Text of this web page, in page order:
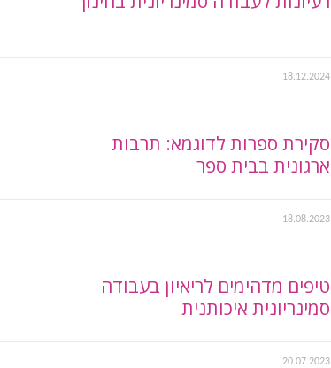
18.12.2024
סקירת ספרות לדוגמא: תרבות
ארגונית בבית ספר
18.08.2023
טיפים מדהימים לריאיון בעבודה
סמינריונית איכותנית
20.07.2023